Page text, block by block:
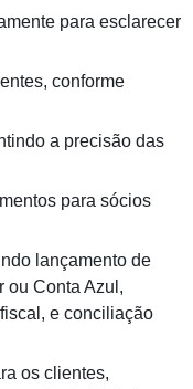
para esclarecer
conforme
a precisão das
para sócios
lançamento de
ou Conta Azul,
e conciliação
os clientes,